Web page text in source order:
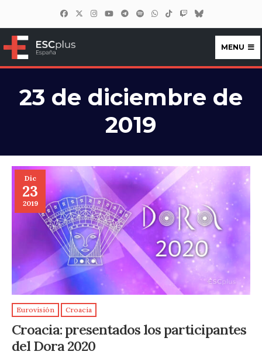
ESCplus España
MENU
23 de diciembre de
2019
Dic
23
2019
Eurovisión Croacia
Croacia: presentados los participantes
del Dora 2020